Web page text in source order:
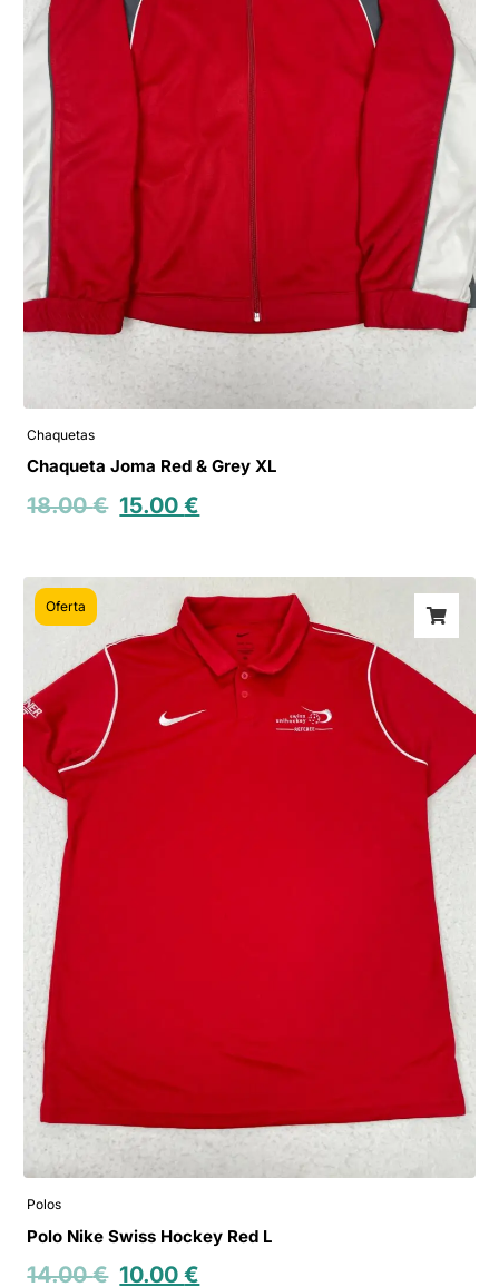
Chaquetas
Chaqueta Joma Red & Grey XL
18.00€ 15.00€
Oferta
Polos
Polo Nike Swiss Hockey Red L
14.00€ 10.00€